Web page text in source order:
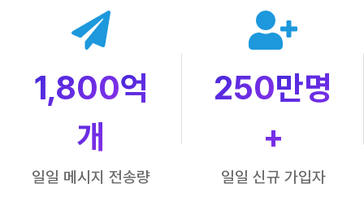
1,800억
개
일일 메시지 전송량
250만명
+
일일 신규 가입자